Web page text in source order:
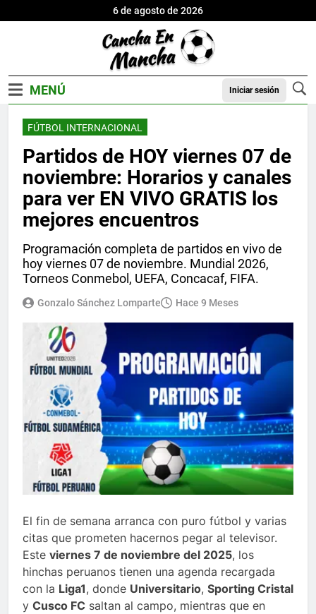
6 de agosto de 2026
Iniciar sesión
FÚTBOL INTERNACIONAL
Partidos de HOY viernes 07 de
noviembre: Horarios y canales
para ver EN VIVO GRATIS los
mejores encuentros
Programación completa de partidos en vivo de
hoy viernes 07 de noviembre. Mundial 2026,
Torneos Conmebol, UEFA, Concacaf, FIFA.
Gonzalo Sánchez Lomparte Hace 9 Meses
El fin de semana arranca con puro fútbol y varias
citas que prometen hacernos pegar al televisor.
Este viernes 7 de noviembre del 2025, los
hinchas peruanos tienen una agenda recargada
con la Liga1, donde Universitario, Sporting Cristal
y Cusco FC saltan al campo, mientras que en